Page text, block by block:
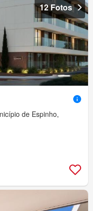
12 Fotos
de Espinho,